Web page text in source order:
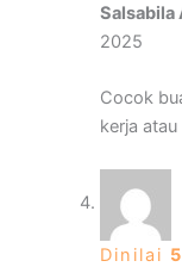
Salsabila
2025
Cocok
kerja atau
Dinilai 5